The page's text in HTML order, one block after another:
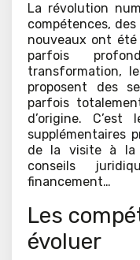
La révolution
compétences,
nouveaux ont été
parfois
transformation,
proposent des
parfois
d’origine.
supplémentaires
de la visite à la
conseils
financement…
Les
évoluer